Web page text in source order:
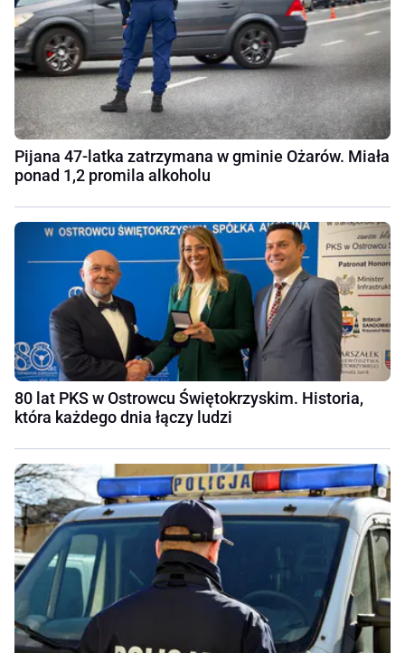
Pijana 47-latka zatrzymana w gminie Ożarów. Miała
ponad 1,2 promila alkoholu
80 lat PKS w Ostrowcu Świętokrzyskim. Historia,
która każdego dnia łączy ludzi